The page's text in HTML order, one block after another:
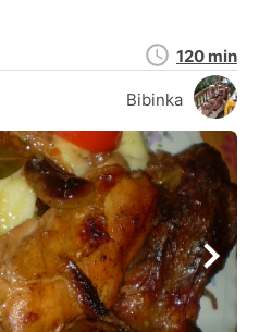
Bibinka
Doba
přípravy
120 min